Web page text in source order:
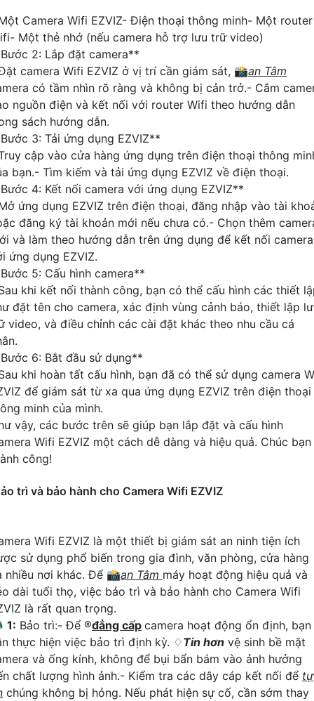
Camera Wifi EZVIZ- Điện thoại thông minh- Một router
Một thẻ nhớ (nếu camera hỗ trợ lưu trữ video)
2: Lắp đặt camera**
camera Wifi EZVIZ ở vị trí cần giám sát, 📸an Tâm
có tầm nhìn rõ ràng và không bị cản trở.- Cắm
nguồn điện và kết nối với router Wifi theo hướng dẫn
sách hướng dẫn.
3: Tải ứng dụng EZVIZ**
cập vào cửa hàng ứng dụng trên điện thoại thông
bạn.- Tìm kiếm và tải ứng dụng EZVIZ về điện thoại.
4: Kết nối camera với ứng dụng EZVIZ**
ứng dụng EZVIZ trên điện thoại, đăng nhập vào tài
đăng ký tài khoản mới nếu chưa có.- Chọn thêm
và làm theo hướng dẫn trên ứng dụng để kết nối camera
ứng dụng EZVIZ.
5: Cấu hình camera**
khi kết nối thành công, bạn có thể cấu hình các thiết
đặt tên cho camera, xác định vùng cảnh báo, thiết lập
video, và điều chỉnh các cài đặt khác theo nhu cầu cá
6: Bắt đầu sử dụng**
khi hoàn tất cấu hình, bạn đã có thể sử dụng camera
để giám sát từ xa qua ứng dụng EZVIZ trên điện thoại
minh của mình.
vậy, các bước trên sẽ giúp bạn lắp đặt và cấu hình
Wifi EZVIZ một cách dễ dàng và hiệu quả. Chúc bạn
công!
trì và bảo hành cho Camera Wifi EZVIZ
Wifi EZVIZ là một thiết bị giám sát an ninh tiện ích
sử dụng phổ biến trong gia đình, văn phòng, cửa hàng
nhiều nơi khác. Để 📸an Tâm máy hoạt động hiệu quả và
dài tuổi thọ, việc bảo trì và bảo hành cho Camera Wifi
là rất quan trọng.
1: Bảo trì:- Để ®️đẳng cấp camera hoạt động ổn định, bạn
thực hiện việc bảo trì định kỳ. ♢Tin hơn vệ sinh bề mặt
và ống kính, không để bụi bẩn bám vào ảnh hưởng
chất lượng hình ảnh.- Kiểm tra các dây cáp kết nối để tự
chúng không bị hỏng. Nếu phát hiện sự cố, cần sớm thay